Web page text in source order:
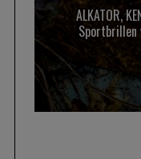
ALKATOR,
Sportbrillen